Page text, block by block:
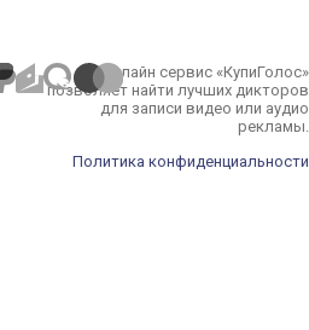
Онлайн сервис «КупиГолос»
позволяет найти лучших дикторов
для записи видео или аудио
рекламы.
Политика конфиденциальности